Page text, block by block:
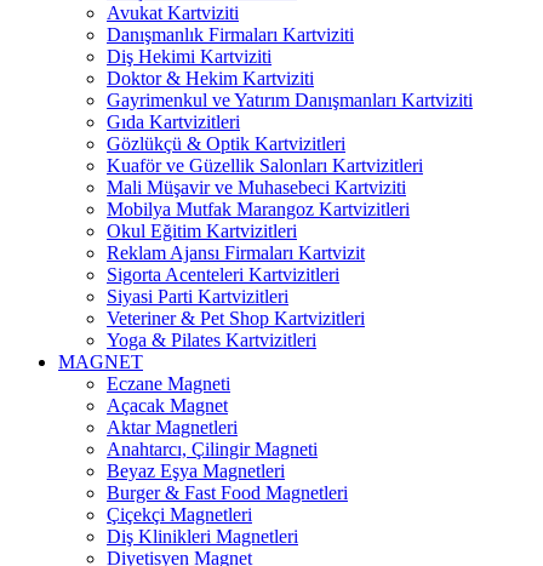
Avukat Kartviziti
Danışmanlık Firmaları Kartviziti
Diş Hekimi Kartviziti
Doktor & Hekim Kartviziti
Gayrimenkul ve Yatırım Danışmanları Kartviziti
Gıda Kartvizitleri
Gözlükçü & Optik Kartvizitleri
Kuaför ve Güzellik Salonları Kartvizitleri
Mali Müşavir ve Muhasebeci Kartviziti
Mobilya Mutfak Marangoz Kartvizitleri
Okul Eğitim Kartvizitleri
Reklam Ajansı Firmaları Kartvizit
Sigorta Acenteleri Kartvizitleri
Siyasi Parti Kartvizitleri
Veteriner & Pet Shop Kartvizitleri
Yoga & Pilates Kartvizitleri
MAGNET
Eczane Magneti
Açacak Magnet
Aktar Magnetleri
Anahtarcı, Çilingir Magneti
Beyaz Eşya Magnetleri
Burger & Fast Food Magnetleri
Çiçekçi Magnetleri
Diş Klinikleri Magnetleri
Diyetisyen Magnet